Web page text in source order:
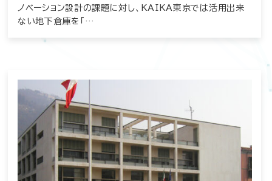
ノベーション設計の課題に対し、KAIKA東京では活用出来
ない地下倉庫を「…